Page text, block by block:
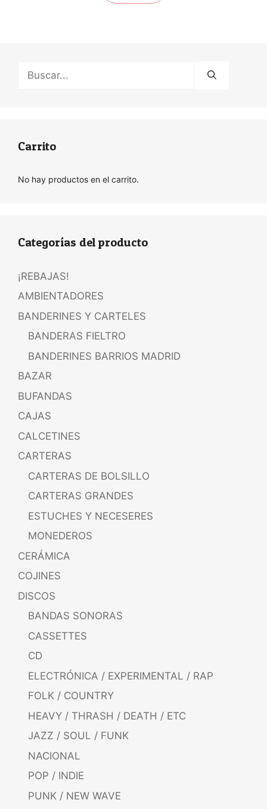
Carrito
No hay productos en el carrito.
Categorías del producto
¡REBAJAS!
AMBIENTADORES
BANDERINES Y CARTELES
BANDERAS FIELTRO
BANDERINES BARRIOS MADRID
BAZAR
BUFANDAS
CAJAS
CALCETINES
CARTERAS
CARTERAS DE BOLSILLO
CARTERAS GRANDES
ESTUCHES Y NECESERES
MONEDEROS
CERÁMICA
COJINES
DISCOS
BANDAS SONORAS
CASSETTES
CD
ELECTRÓNICA / EXPERIMENTAL / RAP
FOLK / COUNTRY
HEAVY / THRASH / DEATH / ETC
JAZZ / SOUL / FUNK
NACIONAL
POP / INDIE
PUNK / NEW WAVE